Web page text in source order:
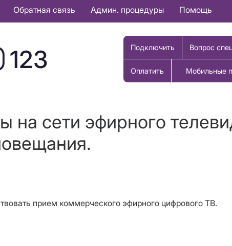
Обратная связь Админ. процедуры Помощь
123 Подключить Вопрос
Оплатить Мобильные
на сети эфирного
прием коммерческого эфирного цифрового ТВ.